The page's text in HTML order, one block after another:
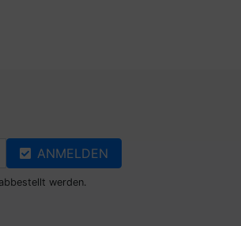
ANMELDEN
werden.